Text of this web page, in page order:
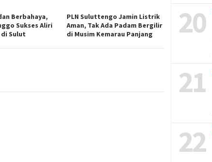
Berbahaya,
Sukses Aliri
di Sulut
PLN Suluttengo Jamin Listrik
Aman, Tak Ada Padam Bergilir
di Musim Kemarau Panjang
20
21
22